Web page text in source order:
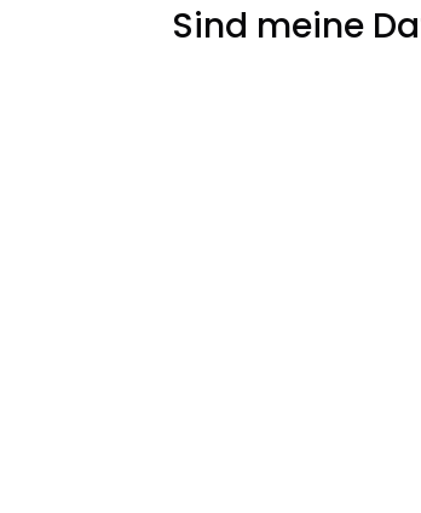
Sind meine